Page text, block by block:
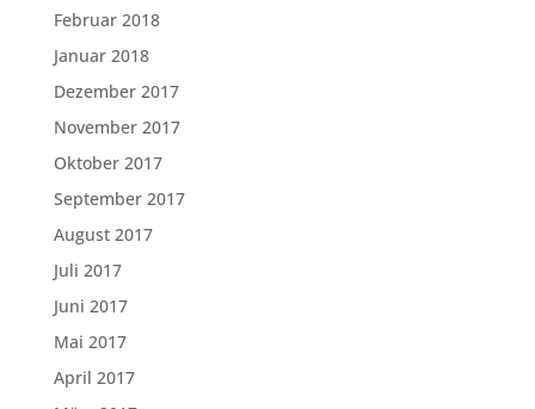
Februar 2018
Januar 2018
Dezember 2017
November 2017
Oktober 2017
September 2017
August 2017
Juli 2017
Juni 2017
Mai 2017
April 2017